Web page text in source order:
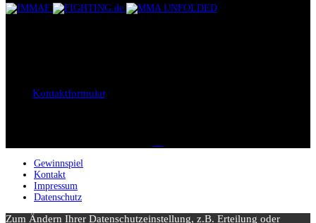
Kontaktformular.
Gewinnspiel
Kontakt
Impressum
Datenschutz
Zum Ändern Ihrer Datenschutzeinstellung, z.B. Erteilung oder